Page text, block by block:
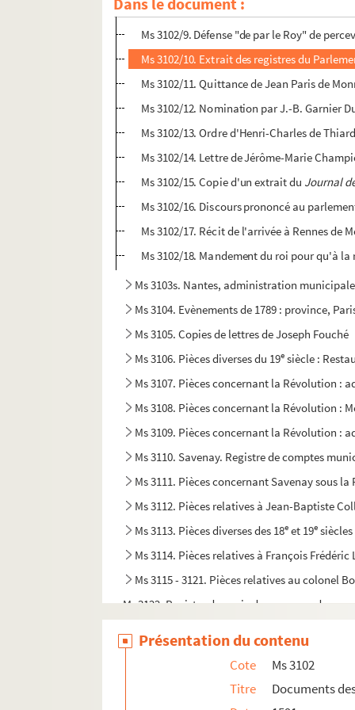
Ms 3102/8. Refus de la charge du
Ms 3102/9. Défense "de par le Roy" de
Ms 3102/10. Extrait des registres du
Ms 3102/11. Quittance de Jean Paris de
Ms 3102/12. Nomination par J.-B. Garnier
Ms 3102/13. Ordre d'Henri-Charles de
Ms 3102/14. Lettre de Jérôme-Marie
Ms 3102/15. Copie d'un extrait du Journal
Ms 3102/16. Discours prononcé au
Ms 3102/17. Récit de l'arrivée à Rennes
Ms 3102/18. Mandement du roi pour qu'à
Ms 3103s. Nantes, administration
Ms 3104. Evènements de 1789 : province,
Ms 3105. Copies de lettres de Joseph Fouché
Ms 3106. Pièces diverses du 19e siècle :
Ms 3107. Pièces concernant la Révolution :
Ms 3108. Pièces concernant la Révolution :
Ms 3109. Pièces concernant la Révolution :
Ms 3110. Savenay. Registre de comptes
Ms 3111. Pièces concernant Savenay sous
Ms 3112. Pièces relatives à Jean-Baptiste
Ms 3113. Pièces diverses des 18e et 19e siècles
Ms 3114. Pièces relatives à François
Ms 3115 - 3121. Pièces relatives au colonel
Ms 3122. Registre de copie de
Présentation du contenu
Cote
Ms 3102
Titre
Documents